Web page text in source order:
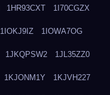
1HR93CXT 1I70CGZX
1IOKJ9IZ 1IOWA7OG
1JKQPSW2 1JL35ZZ0
1KJONM1Y 1KJVH227